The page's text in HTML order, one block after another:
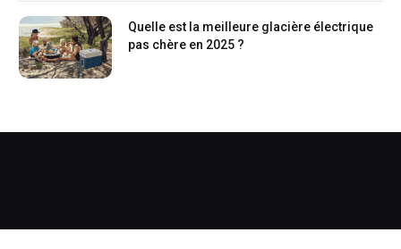
Quelle est la meilleure glacière électrique
pas chère en 2025 ?